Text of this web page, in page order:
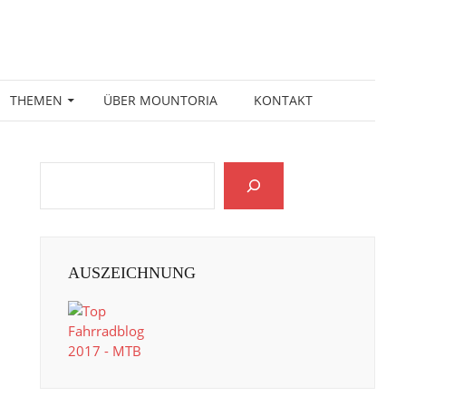
THEMEN ÜBER MOUNTORIA KONTAKT
AUSZEICHNUNG